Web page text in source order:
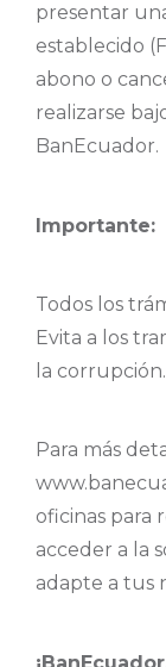
presentar
establecido
abono o
realizarse
BanEcuador.
Importante:
Todos los
Evita a los
la corrupción.
Para más
oficinas para
acceder a la
adapte a tus